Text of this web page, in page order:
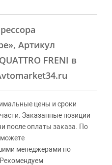
, Артикул
FRENI в
цены и сроки
Заказанные позиции
после оплаты заказа. По
менеджерами по
. Рекомендуем